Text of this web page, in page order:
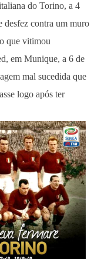
do Torino, a 4
desfez contra um muro
que vitimou
em Munique, a 6 de
mal sucedida que
logo após ter